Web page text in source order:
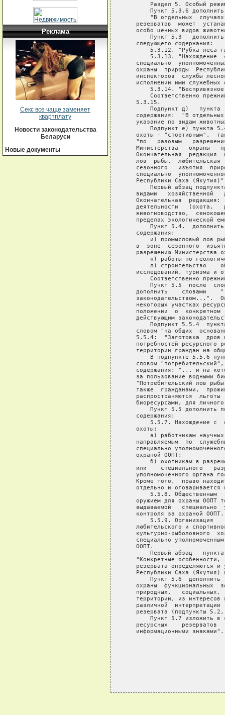
Реклама
Секс все чаще заменяет
квартплату
Новости законодательства
Беларуси
Новые документы
Раздел 5. Особый
Пункт 5.3.6
"В отдельных
резерватов  может
особо ценных видов
Пункт 5.3
   следующего содержания:
5.3.12. "Рубка леса
5.3.13. "Нахождение
специально
охраны  природы
инспекторов  службы
исполнении ими служебных
5.3.14.
Соответственно
   5.3.15.
Подпункт д)   пункта
содержания:  "В
указание по видам
Подпункт е) пункта
охоты - "спортивным",
"по   разовым
Министерства   охраны
Окончательная  редакция
лов  рыбы,  любительская
сезонного   изъятия
специально
Республики Саха
Первый абзац
видами   хозяйственной
Окончательная  редакция:
деятельности   (охота,
животноводство,
пределах экологической
Пункт 5.4.
   содержания:
и) промысловый лов
в  зоне  сезонного
разрешению Министерства
к) работы по
л) строительство
исследований, туризма и
Соответственно
Пункт 5.5  после
дополнить    словами
законодательством...".
некоторых участках
положении  о  конкретном
действующим
Подпункт 5.5.4
словом "на общих
5.5.4:  "Заготовка  дров
потребностей ресурсного
территории граждан на
В подпункте 5.5.6
словом
содержания: "... и на
за пользование водными
"Потребительский лов
также  гражданами,
распространяются  льготы
биоресурсами, для
Пункт 5.5 дополнить
   содержания:
5.5.7. Нахождение с
   охоты:
а) работникам
направляемым  по
специально
   охраной ООПТ;
б) охотникам в
или    специального
уполномоченного органа
Кроме того,  право
отдельно и оговаривается
5.5.8. Общественным
оружием для охраны ООПТ
выдаваемой   специально
   контроля за охраной ООПТ.
5.5.9. Организация
любительского и
культурно-рыболовного
специально
   ООПТ.
Первый абзац
"Конкретные особенности,
резервата определяются и
Республики Саха (Якутия)
Пункт 5.6  дополнить
охраны  функциональных
природных,   социальных,
территории, из интересов
различной  интерпретации
резервата (подпункты
Пункт 5.7 изложить в
ресурсных    резерватов
   информационными знаками".